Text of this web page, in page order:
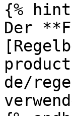
{%
Der
de/